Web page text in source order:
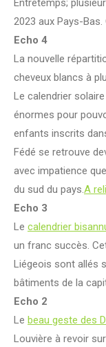
Entretemps;
2023 aux Pays-Bas.
Echo 4
La nouvelle
cheveux blancs à
Le calendrier
énormes pour
enfants inscrits
Fédé se retrouve
avec impatience
du sud du pays.A
Echo 3
Le calendrier
un franc succès.
Liégeois sont allés
bâtiments de la
Echo 2
Le beau geste des
Louvière à revoir